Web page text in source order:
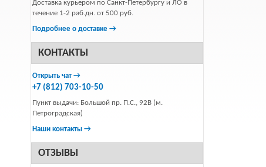
Доставка курьером по Санкт-Петербургу и ЛО в
течение 1-2 раб.дн. от 500 руб.
Подробнее о доставке →
КОНТАКТЫ
Открыть чат →
+7 (812) 703-10-50
Пункт выдачи: Большой пр. П.С., 92В (м.
Петроградская)
Наши контакты →
ОТЗЫВЫ